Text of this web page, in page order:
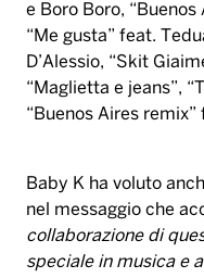
e Boro Boro, “Buenos
“Me gusta” feat.
D’Alessio, “Skit
“Maglietta e jeans”,
“Buenos Aires remix”
Baby K ha voluto
nel messaggio che
collaborazione di
speciale in musica e